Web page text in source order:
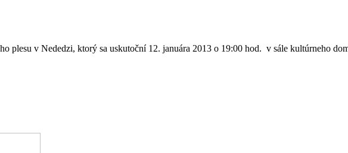
plesu v Nededzi, ktorý sa uskutoční 12. januára 2013 o 19:00 hod. v sále kultúrneho